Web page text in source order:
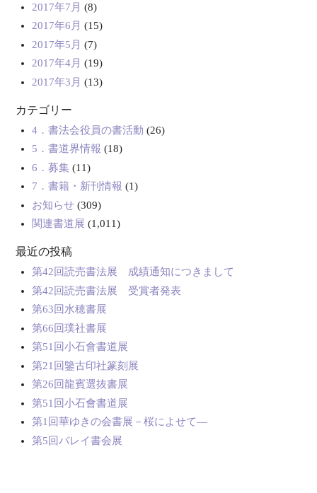
2017年7月 (8)
2017年6月 (15)
2017年5月 (7)
2017年4月 (19)
2017年3月 (13)
カテゴリー
4．書法会役員の書活動 (26)
5．書道界情報 (18)
6．募集(11)
7．書籍・新刊情報 (1)
お知らせ(309)
関連書道展 (1,011)
最近の投稿
第42回読売書法展 成績通知につきまして
第42回読売書法展 受賞者発表
第63回水穂書展
第66回璞社書展
第51回小石會書道展
第21回鑒古印社篆刻展
第26回龍賓選抜書展
第51回小石會書道展
第1回華ゆきの会書展－桜によせて―
第5回バレイ書会展